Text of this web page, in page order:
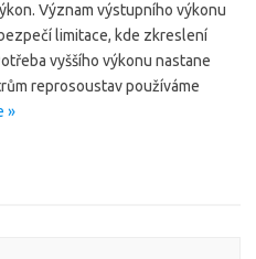
Význam výstupního výkonu
limitace, kde zkreslení
vyššího výkonu nastane
reprosoustav používáme
»